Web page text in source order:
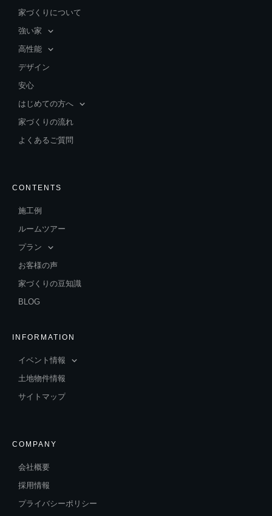
家づくりについて
強い家
高性能
デザイン
安心
はじめての方へ
家づくりの流れ
よくあるご質問
CONTENTS
施工例
ルームツアー
プラン
お客様の声
家づくりの豆知識
BLOG
INFORMATION
イベント情報
土地物件情報
サイトマップ
COMPANY
会社概要
採用情報
プライバシーポリシー